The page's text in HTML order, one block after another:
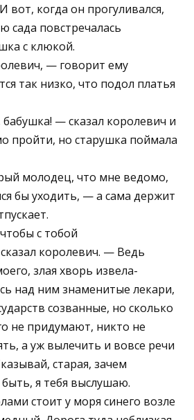
вот, когда он прогуливался,
сада повстречалась
с клюкой.
— говорит ему
так низко, что подол платья
— сказал королевич и
пройти, но старушка поймала
молодец, что мне ведомо,
бы уходить, — а сама держит
с тобой
королевич. — Ведь
злая хворь извела-
над ним знаменитые лекари,
созванные, но сколько
не придумают, никто не
а уж вылечить и вовсе речи
старая, зачем
я тебя выслушаю.
стоит у моря синего возле